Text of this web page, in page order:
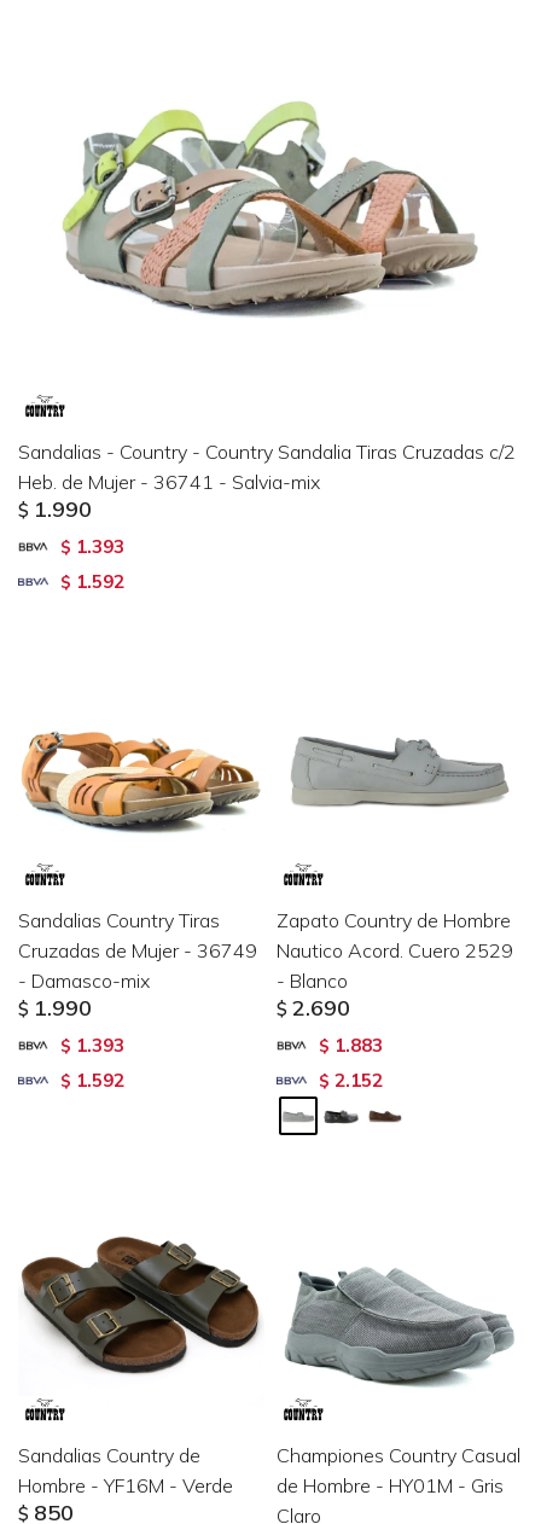
Sandalias - Country - Country Sandalia Tiras Cruzadas c/2
Heb. de Mujer - 36741 - Salvia-mix
$ 1.990
$ 1.393
$ 1.592
Sandalias Country Tiras
Cruzadas de Mujer - 36749
- Damasco-mix
$ 1.990
$ 1.393
$ 1.592
Zapato Country de Hombre
Nautico Acord. Cuero 2529
- Blanco
$ 2.690
$ 1.883
$ 2.152
Sandalias Country de
Hombre - YF16M - Verde
$ 850
Championes Country Casual
de Hombre - HY01M - Gris
Claro